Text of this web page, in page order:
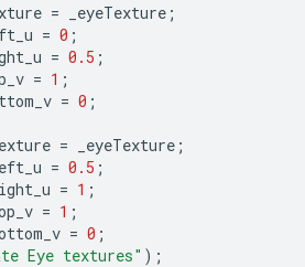
= _eyeTexture ;
= 0 ;
= 0.5 ;
= 1 ;
= 0 ;
= _eyeTexture ;
= 0.5 ;
= 1 ;
= 1 ;
= 0 ;
Eye textures" );